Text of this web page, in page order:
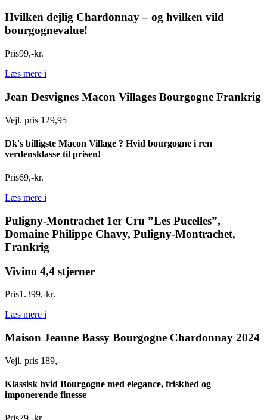
Hvilken dejlig Chardonnay – og hvilken vild
bourgognevalue!
Pris99,-kr.
Læs mere i
Jean Desvignes Macon Villages Bourgogne Frankrig
Vejl. pris 129,95
Dk's billigste Macon Village ? Hvid bourgogne i ren
verdensklasse til prisen!
Pris69,-kr.
Læs mere i
Puligny-Montrachet 1er Cru ”Les Pucelles”,
Domaine Philippe Chavy, Puligny-Montrachet,
Frankrig
Vivino 4,4 stjerner
Pris1.399,-kr.
Læs mere i
Maison Jeanne Bassy Bourgogne Chardonnay 2024
Vejl. pris 189,-
Klassisk hvid Bourgogne med elegance, friskhed og
imponerende finesse